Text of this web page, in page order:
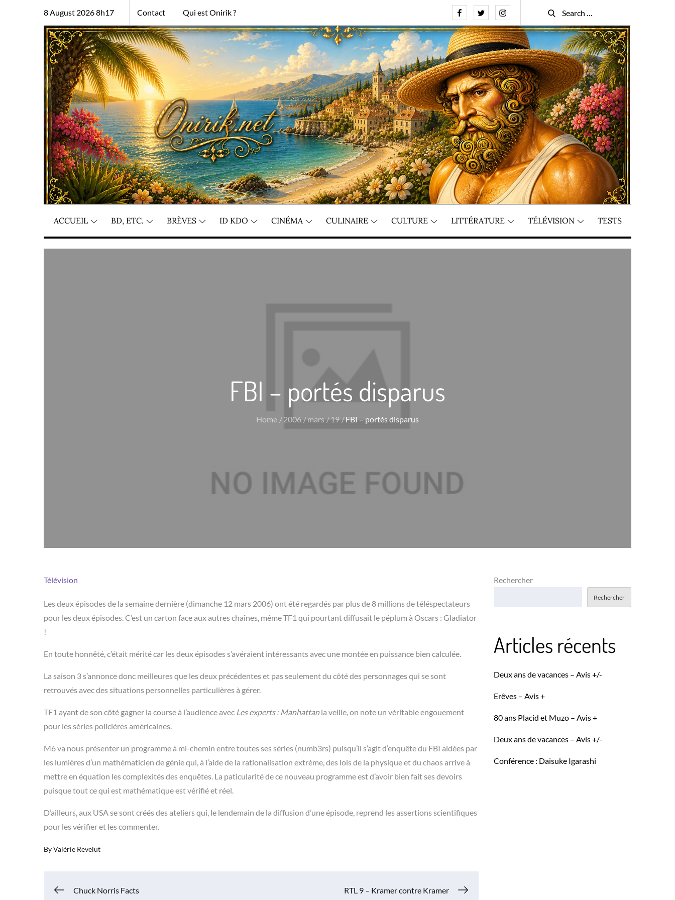
8 August 2026 8h17 Contact Qui est Onirik ? FacebookTwitterInstagram
Search
for:
Search
ACCUEIL BD, ETC. BRÈVES ID KDO CINÉMA CULINAIRE CULTURE LITTÉRATURE TÉLÉVISION TESTS
FBI – portés disparus
Home 2006 mars 19 FBI – portés disparus
Télévision
Les deux épisodes de la semaine dernière (dimanche 12 mars 2006) ont été regardés par plus de 8 millions de téléspectateurs
pour les deux épisodes. C’est un carton face aux autres chaînes, même TF1 qui pourtant diffusait le péplum à Oscars : Gladiator
!
En toute honnêté, c’était mérité car les deux épisodes s’avéraient intéressants avec une montée en puissance bien calculée.
La saison 3 s’annonce donc meilleures que les deux précédentes et pas seulement du côté des personnages qui se sont
retrouvés avec des situations personnelles particulières à gérer.
TF1 ayant de son côté gagner la course à l’audience avec Les experts : Manhattanla veille, on note un véritable engouement
pour les séries policières américaines.
M6 va nous présenter un programme à mi-chemin entre toutes ses séries (numb3rs) puisqu’il s’agit d’enquête du FBI aidées par
les lumières d’un mathématicien de génie qui, à l’aide de la rationalisation extrème, des lois de la physique et du chaos arrive à
mettre en équation les complexités des enquêtes. La paticularité de ce nouveau programme est d’avoir bien fait ses devoirs
puisque tout ce qui est mathématique est vérifié et réel.
D’ailleurs, aux USA se sont créés des ateliers qui, le lendemain de la diffusion d’une épisode, reprend les assertions scientifiques
pour les vérifier et les commenter.
ByValérie Revelut
Chuck Norris Facts RTL 9 – Kramer contre Kramer
Rechercher
Rechercher
Articles récents
Deux ans de vacances – Avis +/-
Erêves – Avis +
80 ans Placid et Muzo – Avis +
Deux ans de vacances – Avis +/-
Conférence : Daisuke Igarashi